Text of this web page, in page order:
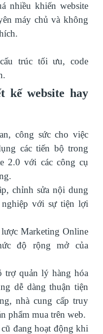
nhiều khiến website
máy chủ và không
trúc tối ưu, code
kế website hay
công sức cho việc
các tiến bộ trong
2.0 với các công cụ
chỉnh sửa nội dung
nghiệp với sự tiện lợi
Marketing Online
độ rộng mở của
quản lý hàng hóa
dễ dàng thuận tiện
nhà cung cấp truy
phẩm mua trên web.
đang hoạt động khi